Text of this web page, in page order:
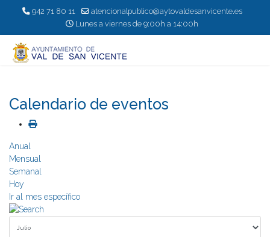
942 71 80 11
atencionalpublico@aytovaldesanvicente.es
Lunes a viernes de 9:00h a 14:00h
Calendario de eventos
Anual
Mensual
Semanal
Hoy
Ir al mes específico